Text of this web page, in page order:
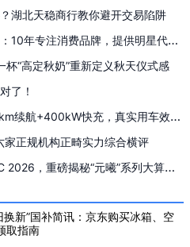
湖北天稳商行教你避开交易陷阱
10年专注消费品牌，提供明星代言
“高定秋奶”重新定义秋天仪式感
了！
续航+400kW快充，真实用车效果
正规机构正畸实力综合横评
2026，重磅揭秘“元曦”系列大算力
新”国补简讯：京东购买冰箱、空
取指南